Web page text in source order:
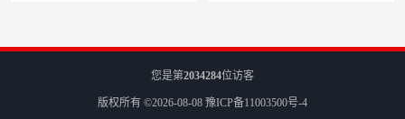
您是第2034284位访客
版权所有 ©2026-08-08 豫ICP备11003500号-4